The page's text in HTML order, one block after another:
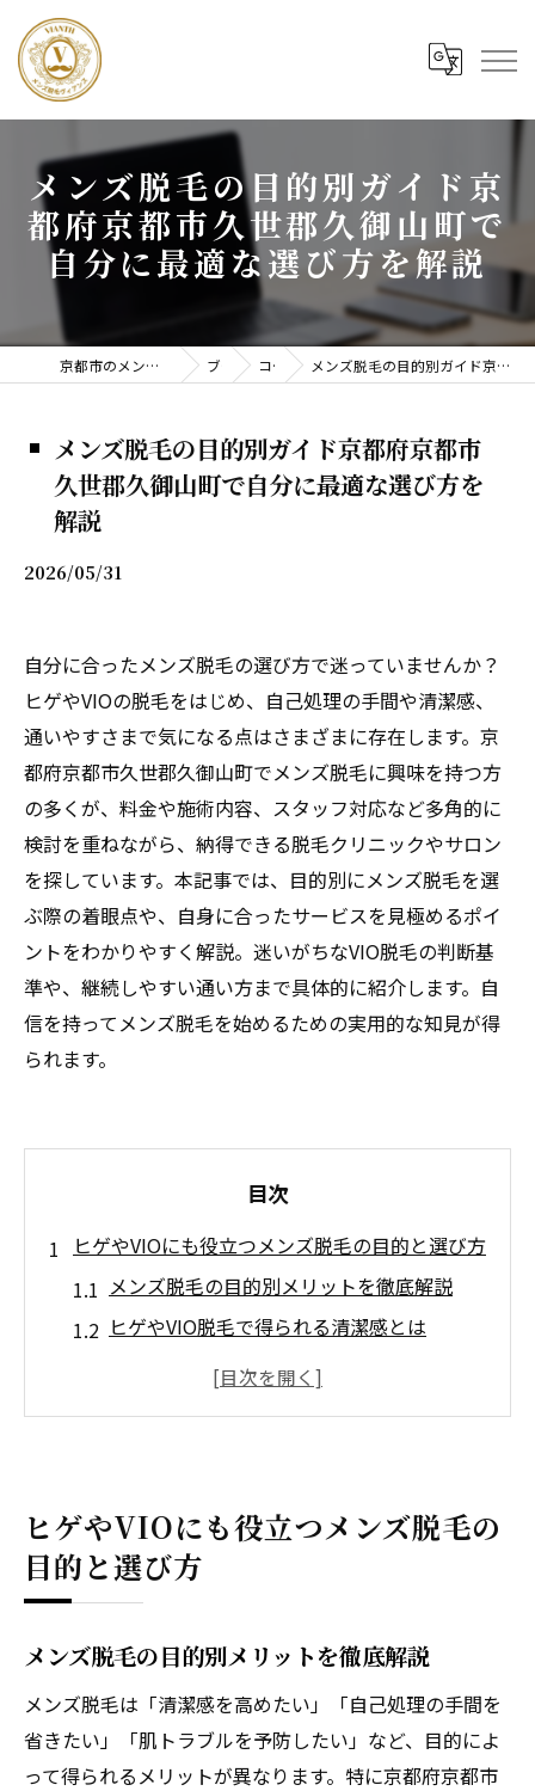
メンズ脱毛の目的別ガイド京
都府京都市久世郡久御山町で
自分に最適な選び方を解説
京都市のメンズ脱毛ならメンズ脱毛ヴィアンス ブログ コラム メンズ脱毛の目的別ガイド京都府京都市久世郡久御山町で自分に最適な選び方を解説
メンズ脱毛の目的別ガイド京都府京都市
久世郡久御山町で自分に最適な選び方を
解説
2026/05/31
自分に合ったメンズ脱毛の選び方で迷っていませんか？
ヒゲやVIOの脱毛をはじめ、自己処理の手間や清潔感、
通いやすさまで気になる点はさまざまに存在します。京
都府京都市久世郡久御山町でメンズ脱毛に興味を持つ方
の多くが、料金や施術内容、スタッフ対応など多角的に
検討を重ねながら、納得できる脱毛クリニックやサロン
を探しています。本記事では、目的別にメンズ脱毛を選
ぶ際の着眼点や、自身に合ったサービスを見極めるポイ
ントをわかりやすく解説。迷いがちなVIO脱毛の判断基
準や、継続しやすい通い方まで具体的に紹介します。自
信を持ってメンズ脱毛を始めるための実用的な知見が得
られます。
目次
ヒゲやVIOにも役立つメンズ脱毛の目的と選び方
メンズ脱毛の目的別メリットを徹底解説
ヒゲやVIO脱毛で得られる清潔感とは
自己処理の負担を減らす選び方ポイント
める理由
京都でメンズ脱毛を選ぶべき理由とは
通いやすい立地と営業時間の選び方
メンズ脱毛の料金比較とお得な選択肢
口コミで評判のメンズ脱毛体験をチェック
自己処理の負担を減らすメンズ脱毛活用術
ヒゲやVIOにも役立つメンズ脱毛の
目的と選び方
メンズ脱毛の目的別メリットを徹底解説
メンズ脱毛は「清潔感を高めたい」「自己処理の手間を
省きたい」「肌トラブルを予防したい」など、目的によ
って得られるメリットが異なります。特に京都府京都市